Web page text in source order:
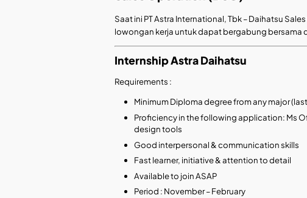
Saat ini PT Astra International, Tbk – Daihatsu
lowongan kerja untuk dapat bergabung bersama
Internship Astra Daihatsu
Requirements :
Minimum Diploma degree from any major
Proficiency in the following application: Ms
design tools
Good interpersonal & communication skills
Fast learner, initiative & attention to detail
Available to join ASAP
Period : November – February